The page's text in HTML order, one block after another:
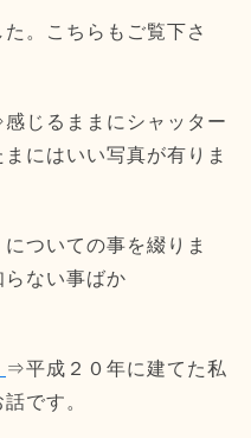
。こちらもご覧下さ
じるままにシャッター
にはいい写真が有りま
ついての事を綴りま
ない事ばか
⇒平成２０年に建てた私
です。